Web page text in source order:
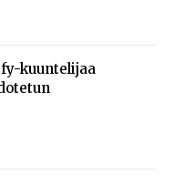
kuuntelijaa